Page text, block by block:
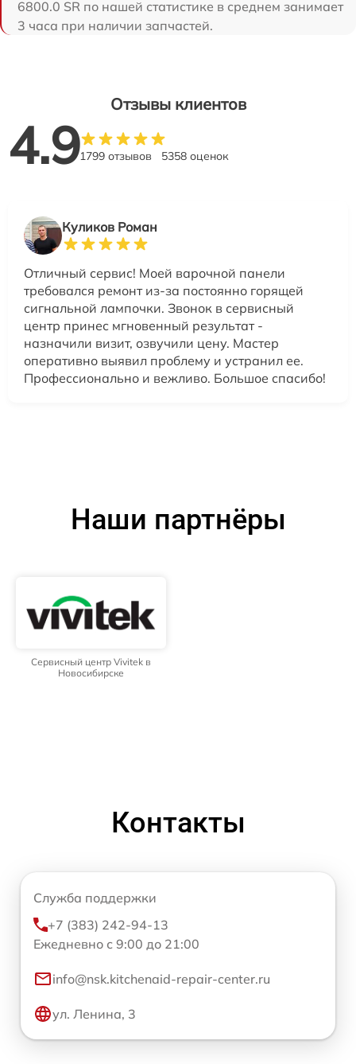
6800.0 SR по нашей статистике в среднем занимает
3 часа при наличии запчастей.
Отзывы клиентов
4.91799 отзывов 5358 оценок
Куликов Роман
Отличный сервис! Моей варочной панели
требовался ремонт из-за постоянно горящей
сигнальной лампочки. Звонок в сервисный
центр принес мгновенный результат -
назначили визит, озвучили цену. Мастер
оперативно выявил проблему и устранил ее.
Профессионально и вежливо. Большое спасибо!
Наши партнёры
Сервисный центр Vivitek в
Новосибирске
Контакты
Служба поддержки
+7 (383) 242-94-13
Ежедневно с 9:00 до 21:00
info@nsk.kitchenaid-repair-center.ru
ул. Ленина, 3